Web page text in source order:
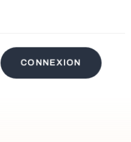
CONNEXION